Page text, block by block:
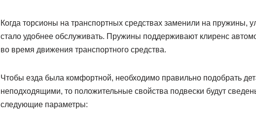
Когда торсионы на транспортных средствах заменили на пружины,
стало удобнее обслуживать. Пружины поддерживают клиренс
во время движения транспортного средства.
Чтобы езда была комфортной, необходимо правильно подобрать
неподходящими, то положительные свойства подвески будут
следующие параметры: